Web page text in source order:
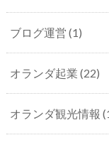
ブログ運営 (1)
オランダ起業 (22)
オランダ観光情報